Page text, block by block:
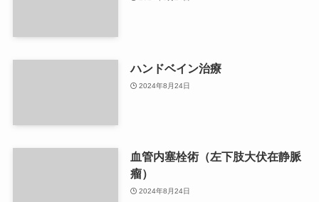
ハンドベイン治療
2024年8月24日
血管内塞栓術（左下肢大伏在静脈
瘤）
2024年8月24日